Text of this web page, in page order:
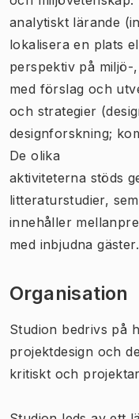
analytiskt lärande
lokalisera en plats
perspektiv på miljö-
med förslag och
och strategier
designforskning;
De olika
aktiviteterna stöds
litteraturstudier,
innehåller
med inbjudna gäster.
Organisation
Studion bedrivs på
projektdesign och
kritiskt och